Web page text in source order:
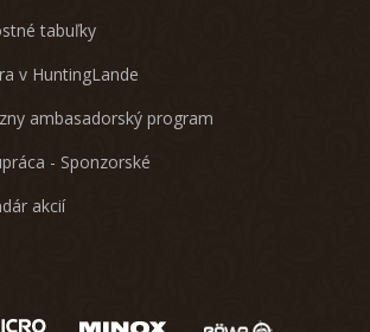
tabuľky
v HuntingLande
ambasadorský program
- Sponzorské
akcií